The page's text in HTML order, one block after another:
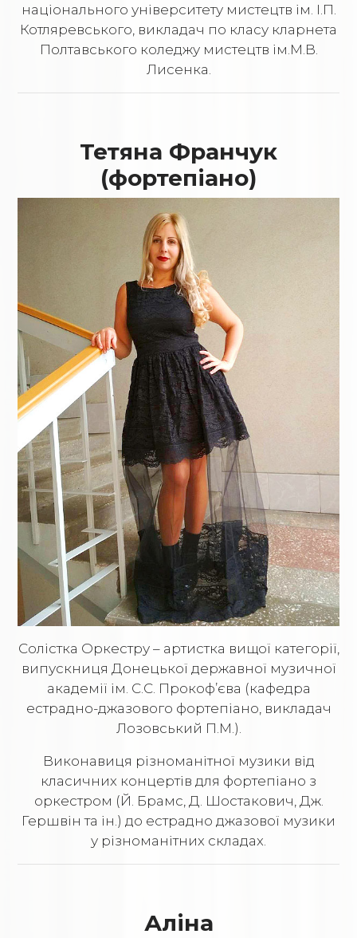
національного університету мистецтв ім. І.П.
Котляревського, викладач по класу кларнета
Полтавського коледжу мистецтв ім.М.В.
Лисенка.
Тетяна Франчук
(фортепіано)
Солістка Оркестру – артистка вищої категорії,
випускниця Донецької державної музичної
академії ім. С.С. Прокоф’єва (кафедра
естрадно-джазового фортепіано, викладач
Лозовський П.М.).
Виконавиця різноманітної музики від
класичних концертів для фортепіано з
оркестром (Й. Брамс, Д. Шостакович, Дж.
Гершвін та ін.) до естрадно джазової музики
у різноманітних складах.
Аліна